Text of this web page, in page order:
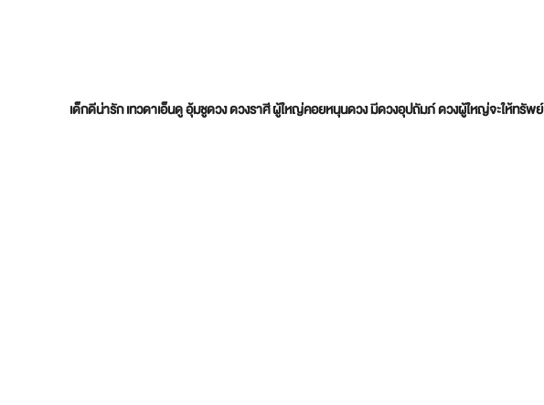
เด็กดีน่ารัก เทวดาเอ็นดู อุ้มชูดวง ดวงราศี ผู้ใหญ่คอยหนุนดวง มีดวงอุปถัมภ์ ดวงผู้ใหญ่จะให้ทรัพย์